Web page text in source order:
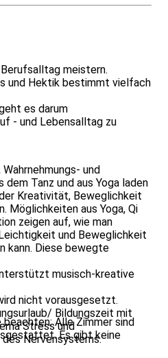
meistern.
und Hektik bestimmt vielfach
es darum
- und Lebensalltag zu
und
Tanz und aus Yoga laden
Kreativität, Beweglichkeit
Möglichkeiten aus Yoga, Qi
zeigen auf, wie man
und Beweglichkeit
kann. Diese bewegte
musisch-kreative
nicht vorausgesetzt.
Bildungszeit mit
Stress und
Nervensystems.
Alle Zimmer sind
Es gibt keine